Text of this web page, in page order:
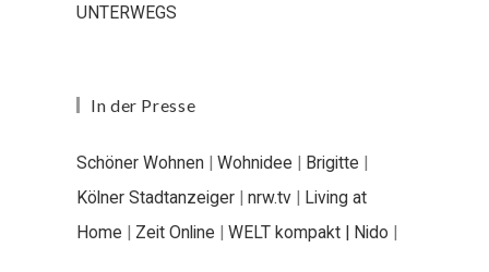
UNTERWEGS
In der Presse
Schöner Wohnen | Wohnidee | Brigitte |
Kölner Stadtanzeiger | nrw.tv | Living at
Home | Zeit Online | WELT kompakt | Nido |